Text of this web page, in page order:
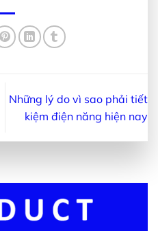
Những lý do vì sao phải tiết
kiệm điện năng hiện nay